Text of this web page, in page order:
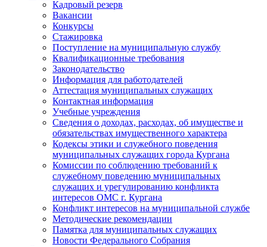
Кадровый резерв
Вакансии
Конкурсы
Стажировка
Поступление на муниципальную службу
Квалификационные требования
Законодательство
Информация для работодателей
Аттестация муниципальных служащих
Контактная информация
Учебные учреждения
Сведения о доходах, расходах, об имуществе и
обязательствах имущественного характера
Кодексы этики и служебного поведения
муниципальных служащих города Кургана
Комиссии по соблюдению требований к
служебному поведению муниципальных
служащих и урегулированию конфликта
интересов ОМС г. Кургана
Конфликт интересов на муниципальной службе
Методические рекомендации
Памятка для муниципальных служащих
Новости Федерального Cобрания